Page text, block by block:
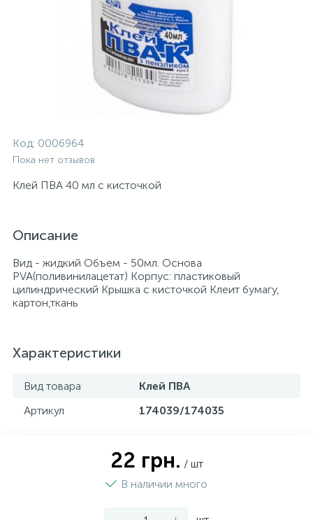
Код: 0006964
Пока нет отзывов
Клей ПВА 40 мл с кисточкой
Описание
Вид - жидкий Объем - 50мл. Основа
PVA(поливинилацетат) Корпус: пластиковый
цилиндрический Крышка с кисточкой Клеит бумагу,
картон,ткань
Характеристики
Вид товара
Клей ПВА
Артикул
174039/174035
22 грн. / шт
В наличии много